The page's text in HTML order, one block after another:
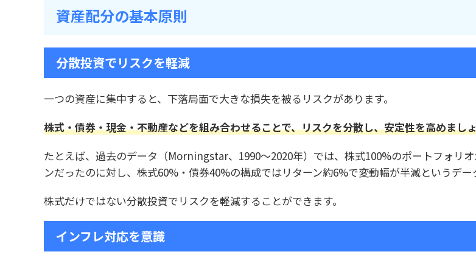
資産配分の基本原則
分散投資でリスクを軽減
一つの資産に集中すると、下落局面で大きな損失を被るリスクがあります。
株式・債券・現金・不動産などを組み合わせることで、リスクを分散し、安定性を高めまし
たとえば、過去のデータ（Morningstar、1990～2020年）では、株式100%のポートフォリ
ンだったのに対し、株式60%・債券40%の構成ではリターン約6%で変動幅が半減というデー
株式だけではない分散投資でリスクを軽減することができます。
インフレ対応を意識